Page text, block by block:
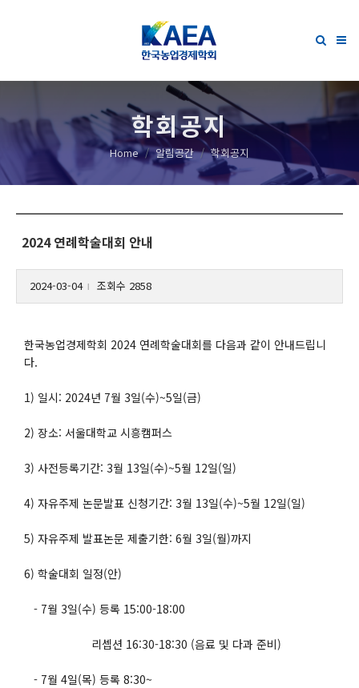
학회공지
Home 알림공간 학회공지
2024 연례학술대회 안내
2024-03-04 l 조회수 2858
한국농업경제학회 2024 연례학술대회를 다음과 같이 안내드립니
다.
1) 일시: 2024년 7월 3일(수)~5일(금)
2) 장소: 서울대학교 시흥캠퍼스
3) 사전등록기간: 3월 13일(수)~5월 12일(일)
4) 자유주제 논문발표 신청기간: 3월 13일(수)~5월 12일(일)
5) 자유주제 발표논문 제출기한: 6월 3일(월)까지
6) 학술대회 일정(안)
- 7월 3일(수) 등록 15:00-18:00
리셉션 16:30-18:30 (음료 및 다과 준비)
- 7월 4일(목) 등록 8:30~